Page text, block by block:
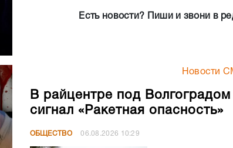
Есть новости? Пиши и звони в
Новости
В райцентре под Волгоградом
сигнал «Ракетная опасность»
ОБЩЕСТВО 06.08.2026 10:29